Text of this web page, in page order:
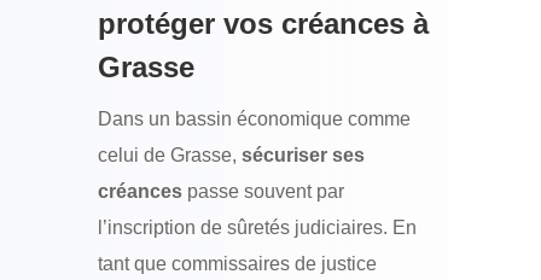
protéger vos créances à
Grasse
Dans un bassin économique comme
celui de Grasse, sécuriser ses
créancespasse souvent par
l’inscription de sûretés judiciaires. En
tant que commissaires de justice